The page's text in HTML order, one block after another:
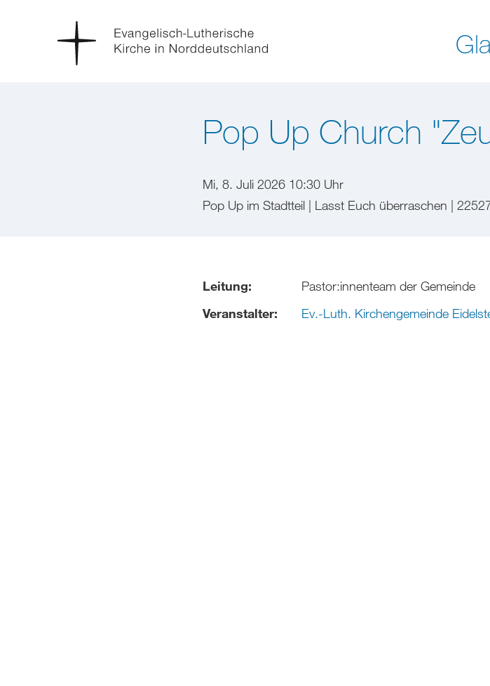
Pop Up Church
Mi, 8. Juli 2026 10:30 Uhr
Pop Up im Stadtteil | Lasst Euch überraschen |
Leitung:
Pastor:innenteam der Gemeinde
Veranstalter:
Ev.-Luth. Kirchengemeinde